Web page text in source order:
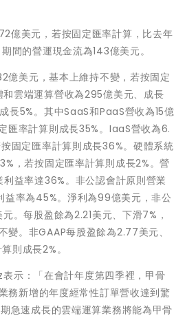
億美元，若按固定匯率計算，比去年
間的營運現金流為143億美元。
億美元，基本上維持不變，若按固定
雲端運算營收為295億美元、成長
長5%。其中SaaS和PaaS營收為15億
匯率計算則成長35%。IaaS營收為6.
固定匯率計算則成長36%。硬體系統
，若按固定匯率計算則成長2%。營
益率達36%。非公認會計原則營業
益率為45%。淨利為99億美元，非公
。每股盈餘為2.21美元、下滑7%，
變。非GAAP每股盈餘為2.77美元、
則成長2%。
示：「在會計年度第四季裡，甲骨
務新增的年度經常性訂單營收達到驚
急速成長的雲端運算業務將能為甲骨